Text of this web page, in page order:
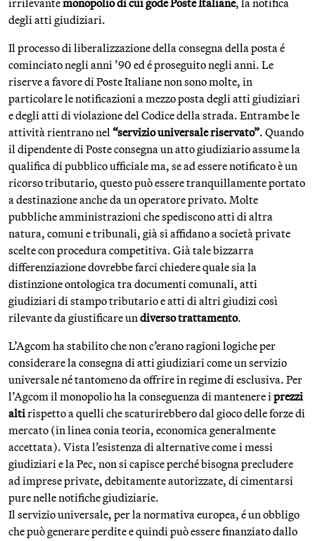
irrilevantemonopolio di cui gode Poste Italiane, la notifica
degli atti giudiziari.
Il processo di liberalizzazione della consegna della posta é
cominciato negli anni ’90 ed é proseguito negli anni. Le
riserve a favore di Poste Italiane non sono molte, in
particolare le notificazioni a mezzo posta degli atti giudiziari
e degli atti di violazione del Codice della strada. Entrambe le
attività rientrano nel “servizio universale riservato”. Quando
il dipendente di Poste consegna un atto giudiziario assume la
qualifica di pubblico ufficiale ma, se ad essere notificato è un
ricorso tributario, questo può essere tranquillamente portato
a destinazione anche da un operatore privato. Molte
pubbliche amministrazioni che spediscono atti di altra
natura, comuni e tribunali, già si affidano a società private
scelte con procedura competitiva. Già tale bizzarra
differenziazione dovrebbe farci chiedere quale sia la
distinzione ontologica tra documenti comunali, atti
giudiziari di stampo tributario e atti di altri giudizi così
rilevante da giustificare undiverso trattamento.
L’Agcom ha stabilito che non c’erano ragioni logiche per
considerare la consegna di atti giudiziari come un servizio
universale né tantomeno da offrire in regime di esclusiva. Per
l’Agcom il monopolio ha la conseguenza di mantenere iprezzi
altirispetto a quelli che scaturirebbero dal gioco delle forze di
mercato (in linea conia teoria, economica generalmente
accettata). Vista l’esistenza di alternative come i messi
giudiziari e la Pec, non si capisce perché bisogna precludere
ad imprese private, debitamente autorizzate, di cimentarsi
pure nelle notifiche giudiziarie.
Il servizio universale, per la normativa europea, é un obbligo
che può generare perdite e quindi può essere finanziato dallo